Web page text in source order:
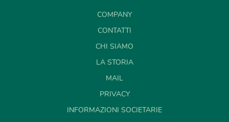
COMPANY
CONTATTI
CHI SIAMO
LA STORIA
MAIL
PRIVACY
INFORMAZIONI SOCIETARIE